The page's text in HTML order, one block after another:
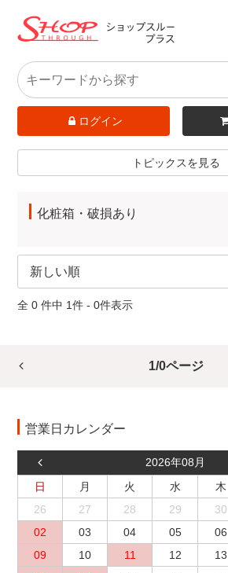
ログイン
トピックスを見る
化粧箱・破損あり
全 0 件中 1件 - 0件表示
1/0ページ
営業日カレンダー
2026年08月
日
月 火 水 木
26
27 28 29 30
02
03 04 05 06
09
10 11 12 13